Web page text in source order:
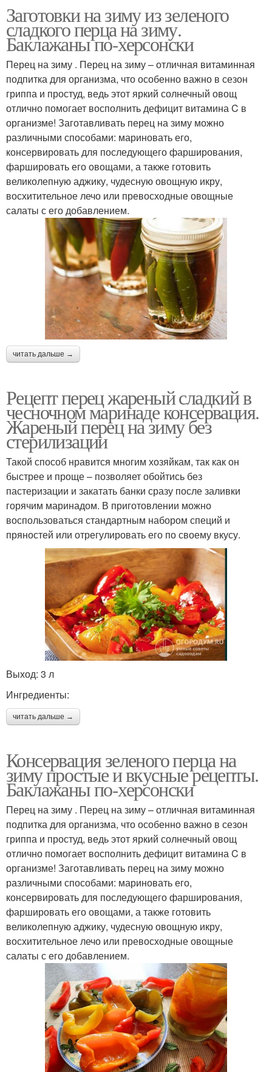
Заготовки на зиму из зеленого
сладкого перца на зиму.
Баклажаны по-херсонски
Перец на зиму . Перец на зиму – отличная витаминная
подпитка для организма, что особенно важно в сезон
гриппа и простуд, ведь этот яркий солнечный овощ
отлично помогает восполнить дефицит витамина C в
организме! Заготавливать перец на зиму можно
различными способами: мариновать его,
консервировать для последующего фарширования,
фаршировать его овощами, а также готовить
великолепную аджику, чудесную овощную икру,
восхитительное лечо или превосходные овощные
салаты с его добавлением.
читать дальше →
Рецепт перец жареный сладкий в
чесночном маринаде консервация.
Жареный перец на зиму без
стерилизации
Такой способ нравится многим хозяйкам, так как он
быстрее и проще – позволяет обойтись без
пастеризации и закатать банки сразу после заливки
горячим маринадом. В приготовлении можно
воспользоваться стандартным набором специй и
пряностей или отрегулировать его по своему вкусу.
Выход: 3 л
Ингредиенты:
читать дальше →
Консервация зеленого перца на
зиму простые и вкусные рецепты.
Баклажаны по-херсонски
Перец на зиму . Перец на зиму – отличная витаминная
подпитка для организма, что особенно важно в сезон
гриппа и простуд, ведь этот яркий солнечный овощ
отлично помогает восполнить дефицит витамина C в
организме! Заготавливать перец на зиму можно
различными способами: мариновать его,
консервировать для последующего фарширования,
фаршировать его овощами, а также готовить
великолепную аджику, чудесную овощную икру,
восхитительное лечо или превосходные овощные
салаты с его добавлением.